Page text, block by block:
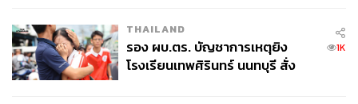
THAILAND
รอง ผบ.ตร. บัญชาการเหตุยิง
โรงเรียนเทพศิรินทร์ นนทบุรี สั่ง
1K